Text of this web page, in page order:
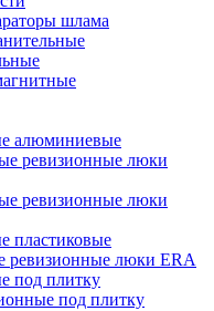
шлама
алюминиевые
ревизионные люки
ревизионные люки
пластиковые
ревизионные люки ERA
под плитку
под плитку